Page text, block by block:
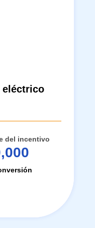
eléctrico
del incentivo